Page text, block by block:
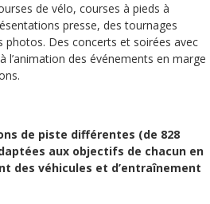
de vélo, courses à pieds à
presse, des tournages
photos. Des concerts et soirées avec
l’animation des événements en marge
de piste différentes (de 828
aux objectifs de chacun en
des véhicules et d’entraînement